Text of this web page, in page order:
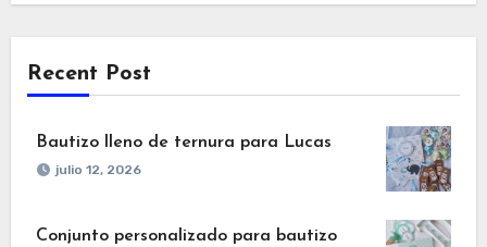
Recent Post
Bautizo lleno de ternura para Lucas
julio 12, 2026
Conjunto personalizado para bautizo